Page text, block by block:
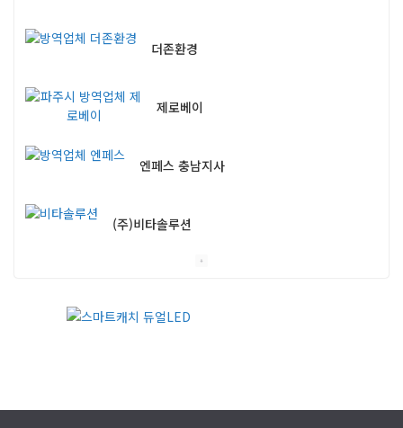
더존환경
제로베이
엔페스 충남지사
(주)비타솔루션